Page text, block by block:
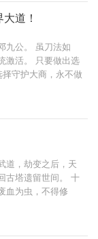
道！
九公。 虽刀法如
激活。 只要做出选
守护大商，永不做
觉醒人道，奖励
道，劫变之后，天
古塔遗留世间。 十
血为虫，不得修
，以废品血脉踏